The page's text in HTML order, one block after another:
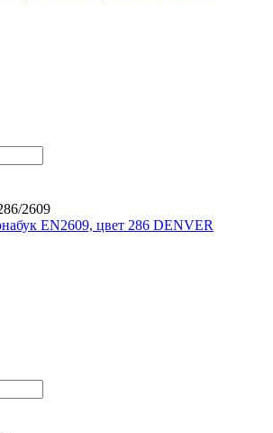
2609
EN2609, цвет 286 DENVER